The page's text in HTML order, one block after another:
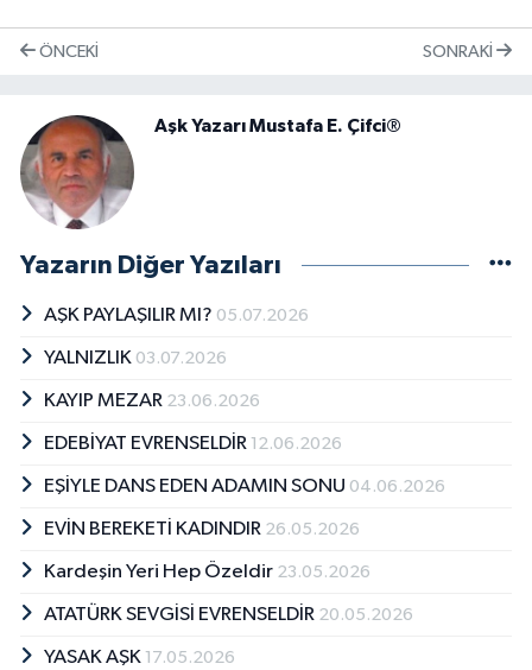
ÖNCEKI SONRAKI
Aşk Yazarı Mustafa E. Çifci®
Yazarın Diğer Yazıları
AŞK PAYLAŞILIR MI? 05.07.2026
YALNIZLIK 03.07.2026
KAYIP MEZAR 23.06.2026
EDEBİYAT EVRENSELDİR 12.06.2026
EŞİYLE DANS EDEN ADAMIN SONU 04.06.2026
EVİN BEREKETİ KADINDIR 26.05.2026
Kardeşin Yeri Hep Özeldir 23.05.2026
ATATÜRK SEVGİSİ EVRENSELDİR 20.05.2026
YASAK AŞK 17.05.2026